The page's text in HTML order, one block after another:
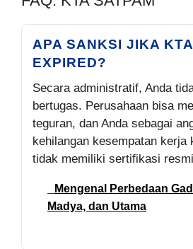
APA SANKSI JIKA
EXPIRED?
Secara administratif, Anda
bertugas. Perusahaan bisa
teguran, dan Anda sebagai
kehilangan kesempatan kerja
tidak memiliki sertifikasi
Mengenal Perbedaan
Madya, dan Utama